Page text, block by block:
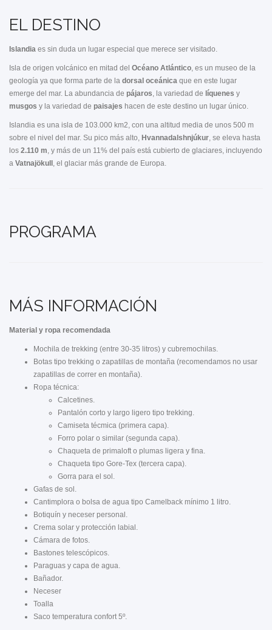
EL DESTINO
Islandia es sin duda un lugar especial que merece ser visitado.
Isla de origen volcánico en mitad del Océano Atlántico, es un museo de la
geología ya que forma parte de la dorsal oceánica que en este lugar
emerge del mar. La abundancia de pájaros, la variedad de líquenes y
musgos y la variedad de paisajes hacen de este destino un lugar único.
Islandia es una isla de 103.000 km2, con una altitud media de unos 500 m
sobre el nivel del mar. Su pico más alto, Hvannadalshnjúkur, se eleva hasta
los 2.110 m, y más de un 11% del país está cubierto de glaciares, incluyendo
a Vatnajökull , el glaciar más grande de Europa.
PROGRAMA
MÁS INFORMACIÓN
Material y ropa recomendada
Mochila de trekking (entre 30-35 litros) y cubremochilas.
Botas tipo trekking o zapatillas de montaña (recomendamos no usar
zapatillas de correr en montaña).
Ropa técnica:
Calcetines.
Pantalón corto y largo ligero tipo trekking.
Camiseta técmica (primera capa).
Forro polar o similar (segunda capa).
Chaqueta de primaloft o plumas ligera y fina.
Chaqueta tipo Gore-Tex (tercera capa).
Gorra para el sol.
Gafas de sol.
Cantimplora o bolsa de agua tipo Camelback mínimo 1 litro.
Botiquín y neceser personal.
Crema solar y protección labial.
Cámara de fotos.
Bastones telescópicos.
Paraguas y capa de agua.
Bañador.
Neceser
Toalla
Saco temperatura confort 5º.